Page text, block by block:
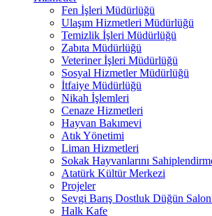
Fen İşleri Müdürlüğü
Ulaşım Hizmetleri Müdürlüğü
Temizlik İşleri Müdürlüğü
Zabıta Müdürlüğü
Veteriner İşleri Müdürlüğü
Sosyal Hizmetler Müdürlüğü
İtfaiye Müdürlüğü
Nikah İşlemleri
Cenaze Hizmetleri
Hayvan Bakımevi
Atık Yönetimi
Liman Hizmetleri
Sokak Hayvanlarını
Atatürk Kültür Merkezi
Projeler
Sevgi Barış Dostluk Düğün
Halk Kafe